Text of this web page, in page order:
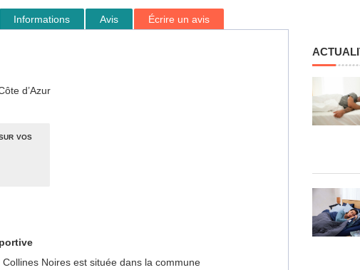
Informations Avis Écrire un avis
d’Azur
vos
Collines Noires est située dans la commune